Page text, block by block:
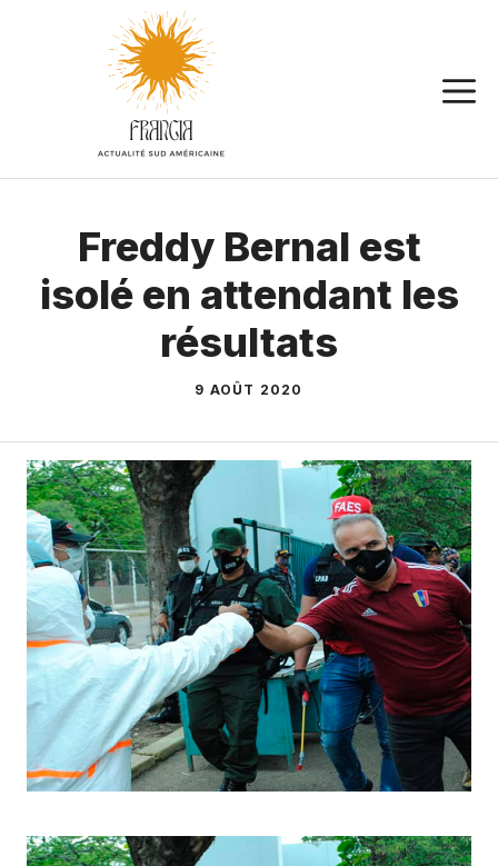
Freddy Bernal est
isolé en attendant les
résultats
9 AOÛT 2020